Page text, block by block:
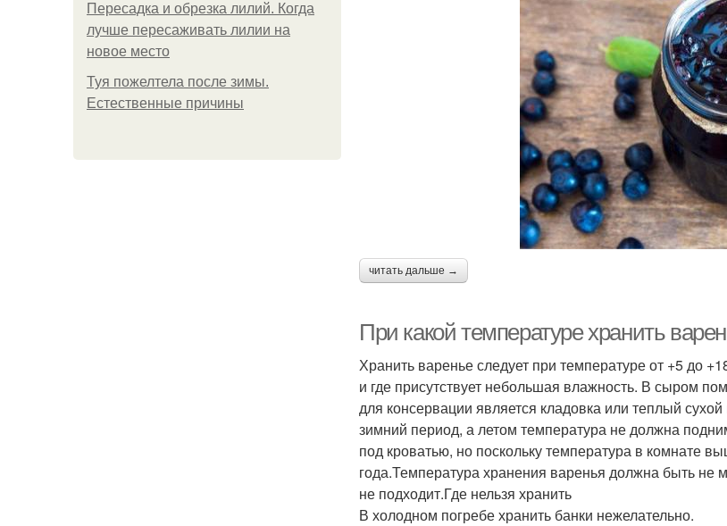
Пересадка и обрезка лилий. Когда
лучше пересаживать лилии на
новое место
Туя пожелтела после зимы.
Естественные причины
читать дальше →
При какой температуре хранить
Хранить варенье следует при температуре от +5 до
и где присутствует небольшая влажность. В сыром
для консервации является кладовка или теплый
зимний период, а летом температура не должна
под кроватью, но поскольку температура в комнате
года.Температура хранения варенья должна быть не
не подходит.Где нельзя хранить
В холодном погребе хранить банки нежелательно.